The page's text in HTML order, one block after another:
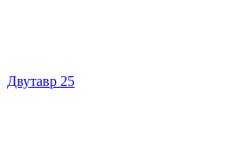
Двутавр 25